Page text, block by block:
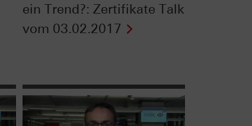
ein Trend?: Zertifikate Talk
vom 03.02.2017